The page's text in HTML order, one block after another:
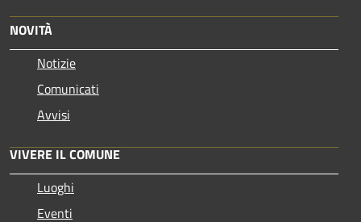
NOVITÀ
Notizie
Comunicati
Avvisi
VIVERE IL COMUNE
Luoghi
Eventi